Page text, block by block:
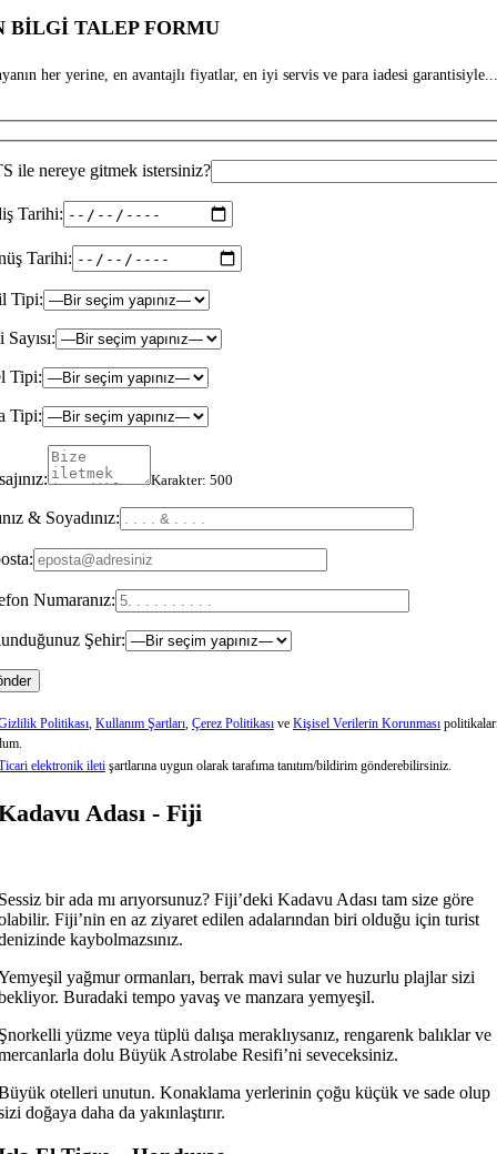
BİLGİ TALEP FORMU
her yerine, en avantajlı fiyatlar, en iyi servis ve para iadesi
ile nereye gitmek istersiniz?
Tarihi:
Tarihi:
Tipi:
Tipi:
Tipi:
Karakter: 500
& Soyadınız:
Numaranız:
Şehir:
Politikası, Kullanım Şartları, Çerez Politikası ve Kişisel Verilerin Korunması
elektronik ileti şartlarına uygun olarak tarafıma tanıtım/bildirim gönderebilirsiniz.
Adası - Fiji
bir ada mı arıyorsunuz? Fiji’deki Kadavu Adası tam size göre
Fiji’nin en az ziyaret edilen adalarından biri olduğu için turist
kaybolmazsınız.
yağmur ormanları, berrak mavi sular ve huzurlu plajlar sizi
Buradaki tempo yavaş ve manzara yemyeşil.
yüzme veya tüplü dalışa meraklıysanız, rengarenk balıklar ve
dolu Büyük Astrolabe Resifi’ni seveceksiniz.
otelleri unutun. Konaklama yerlerinin çoğu küçük ve sade olup
doğaya daha da yakınlaştırır.